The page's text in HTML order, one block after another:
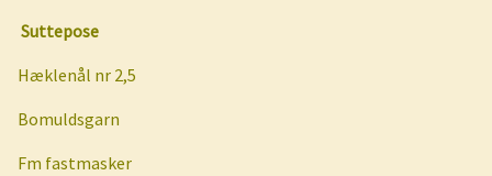
Suttepose
Hæklenål nr 2,5
Bomuldsgarn
Fm fastmasker